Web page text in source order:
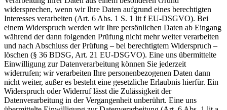
widersprechen, wenn wir Ihre Daten aufgrund eines berechtigten
Interesses verarbeiten (Art. 6 Abs. 1 S. 1 lit f EU-DSGVO). Bei
einem Widerspruch werden wir Ihre persönlichen Daten ab Eingang
während der dann folgenden Prüfung nicht mehr weiter verarbeiten
und nach Abschluss der Prüfung – bei berechtigtem Widerspruch –
löschen (§ 36 BDSG, Art. 21 EU-DSGVO). Eine uns übermittelte
Einwilligung zur Datenverarbeitung können Sie jederzeit
widerrufen; wir verarbeiten Ihre personenbezogenen Daten dann
nicht weiter, außer es besteht eine gesetzliche Erlaubnis hierfür. Ein
Widerspruch oder Widerruf lässt die Zulässigkeit der
Datenverarbeitung in der Vergangenheit unberührt. Eine uns